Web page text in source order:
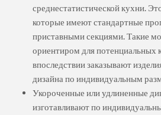
среднестатистической кухни.
которые имеют стандартные
приставными секциями. Такие
ориентиром для потенциальных
впоследствии заказывают
дизайна по индивидуальным
Укороченные или удлиненные
изготавливают по